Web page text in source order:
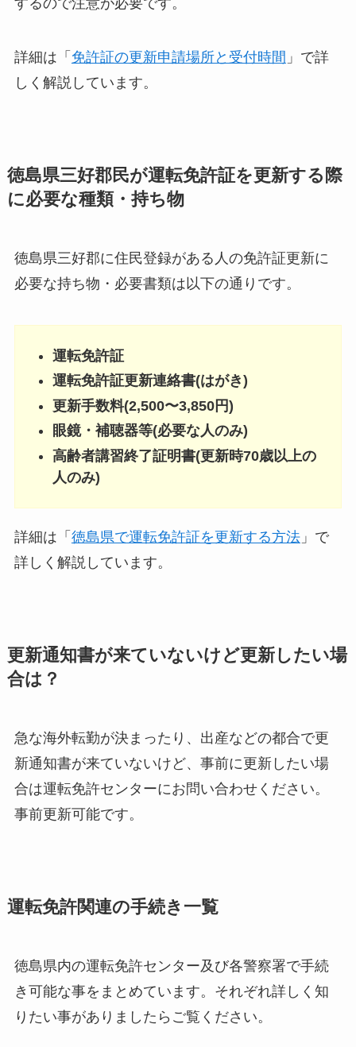
するので注意が必要です。
詳細は「 免許証の更新申請場所と受付時間 」で詳
しく解説しています。
徳島県三好郡民が運転免許証を更新する際
に必要な種類・持ち物
徳島県三好郡に住民登録がある人の免許証更新に
必要な持ち物・必要書類は以下の通りです。
運転免許証
運転免許証更新連絡書(はがき)
更新手数料(2,500〜3,850円)
眼鏡・補聴器等(必要な人のみ)
高齢者講習終了証明書(更新時70歳以上の
人のみ)
詳細は「 徳島県で運転免許証を更新する方法」で
詳しく解説しています。
更新通知書が来ていないけど更新したい場
合は？
急な海外転勤が決まったり、出産などの都合で更
新通知書が来ていないけど、事前に更新したい場
合は運転免許センターにお問い合わせください。
事前更新可能です。
運転免許関連の手続き一覧
徳島県内の運転免許センター及び各警察署で手続
き可能な事をまとめています。それぞれ詳しく知
りたい事がありましたらご覧ください。